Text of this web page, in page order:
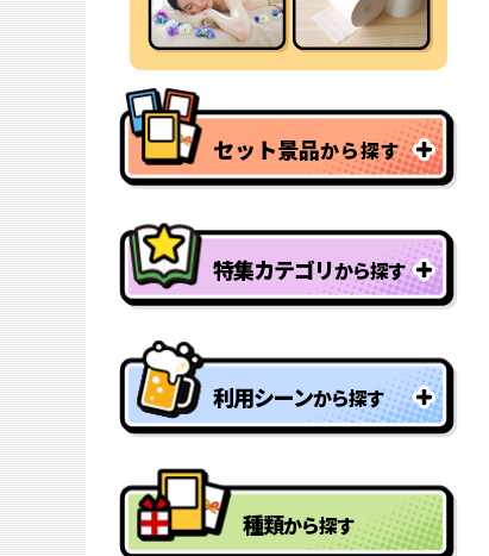
セット景品から探す
特集カテゴリから探す
型抜きパネル景品
一年分景品
参加賞・残念賞
利用シーンから探す
ゴルフコンペの景品
種類から探す